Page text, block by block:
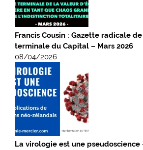
Francis Cousin : Gazette radicale
terminale du Capital – Mars 2026
08/04/2026
La virologie est une